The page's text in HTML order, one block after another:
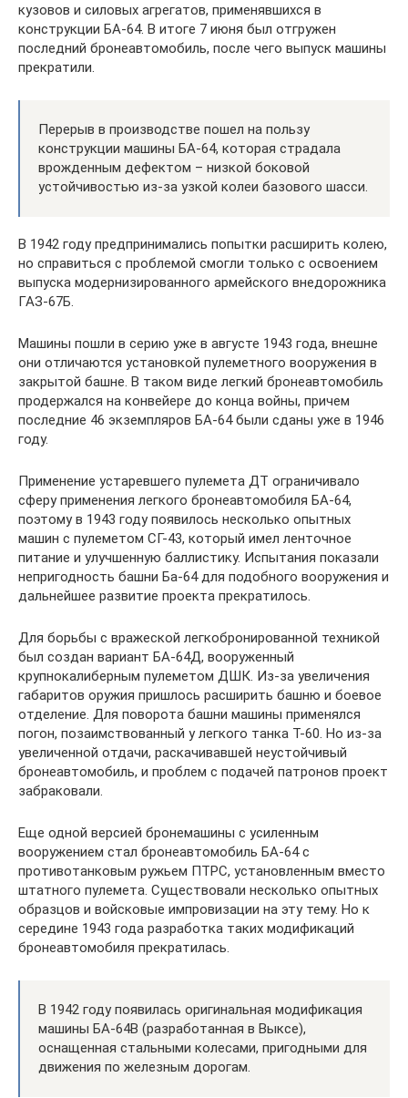
кузовов и силовых агрегатов, применявшихся в
конструкции БА-64. В итоге 7 июня был отгружен
последний бронеавтомобиль, после чего выпуск машины
прекратили.
Перерыв в производстве пошел на пользу
конструкции машины БА-64, которая страдала
врожденным дефектом – низкой боковой
устойчивостью из-за узкой колеи базового шасси.
В 1942 году предпринимались попытки расширить колею,
но справиться с проблемой смогли только с освоением
выпуска модернизированного армейского внедорожника
ГАЗ-67Б.
Машины пошли в серию уже в августе 1943 года, внешне
они отличаются установкой пулеметного вооружения в
закрытой башне. В таком виде легкий бронеавтомобиль
продержался на конвейере до конца войны, причем
последние 46 экземпляров БА-64 были сданы уже в 1946
году.
Применение устаревшего пулемета ДТ ограничивало
сферу применения легкого бронеавтомобиля БА-64,
поэтому в 1943 году появилось несколько опытных
машин с пулеметом СГ-43, который имел ленточное
питание и улучшенную баллистику. Испытания показали
непригодность башни Ба-64 для подобного вооружения и
дальнейшее развитие проекта прекратилось.
Для борьбы с вражеской легкобронированной техникой
был создан вариант БА-64Д, вооруженный
крупнокалиберным пулеметом ДШК. Из-за увеличения
габаритов оружия пришлось расширить башню и боевое
отделение. Для поворота башни машины применялся
погон, позаимствованный у легкого танка Т-60. Но из-за
увеличенной отдачи, раскачивавшей неустойчивый
бронеавтомобиль, и проблем с подачей патронов проект
забраковали.
Еще одной версией бронемашины с усиленным
вооружением стал бронеавтомобиль БА-64 с
противотанковым ружьем ПТРС, установленным вместо
штатного пулемета. Существовали несколько опытных
образцов и войсковые импровизации на эту тему. Но к
середине 1943 года разработка таких модификаций
бронеавтомобиля прекратилась.
В 1942 году появилась оригинальная модификация
машины БА-64В (разработанная в Выксе),
оснащенная стальными колесами, пригодными для
движения по железным дорогам.